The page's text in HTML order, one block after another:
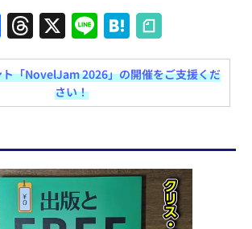
紙だけでなくデ
た、広い意味で
つくり手をエン
F
a
c
e
o
o
T
h
re
a
s
X Li
n
e
H
at
e
n
「NovelJam 2026」の開催をご支援くだ
さい！